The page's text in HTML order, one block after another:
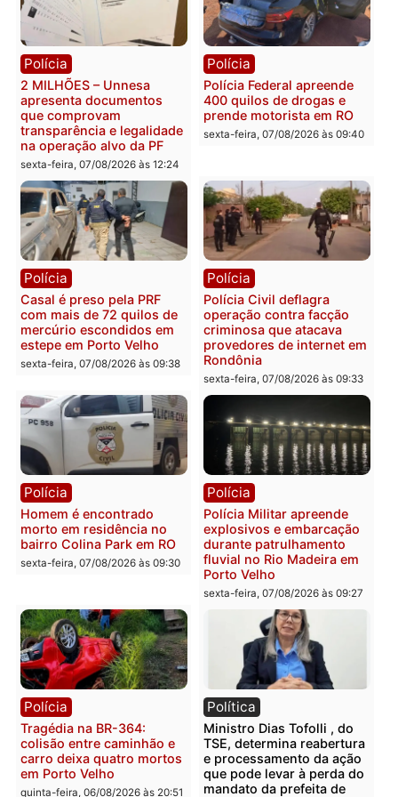
Política
Marcos Rogério apresenta
Plano de Governo com
228 projetos, metas
públicas e
acompanhamento de
resultados
sexta-feira, 07/08/2026 às 18:49
Política
Eleições 2026: Pastor
Evanildo pode ser o
primeiro pastor de
sexta-feira, 07/08/2026 às
Polícia
2 MILHÕES – Unnesa
que comprovam
transparência e legalidade
na operação alvo da PF
sexta-feira, 07/08/2026 às 12:24
Polícia
Polícia Federal apreende
400 quilos de drogas e
prende motorista em RO
sexta-feira, 07/08/2026 às
Polícia
com mais de 72 quilos de
mercúrio escondidos em
estepe em Porto Velho
sexta-feira, 07/08/2026 às 09:38
Polícia
Polícia Civil deflagra
operação contra facção
criminosa que atacava
provedores de internet
Rondônia
sexta-feira, 07/08/2026 às